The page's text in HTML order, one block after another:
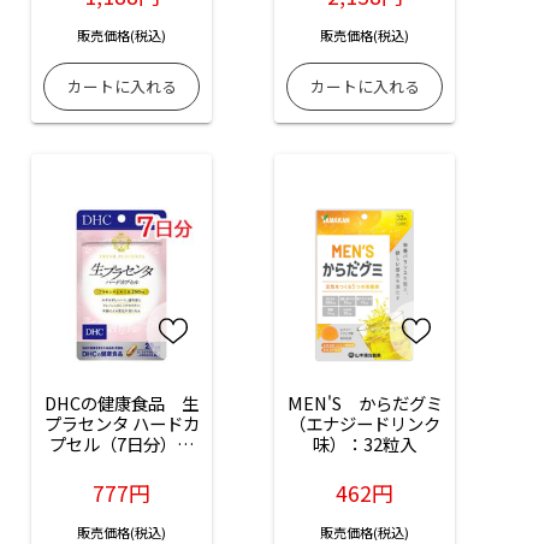
販売価格(税込) 販売価格(税込)
DHCの健康食品　生
プラセンタ ハードカ
プセル（7日分）：
777円
販売価格(税込)
MEN'S　からだグミ
（エナジードリンク
味）：32粒入
462円
販売価格(税込)